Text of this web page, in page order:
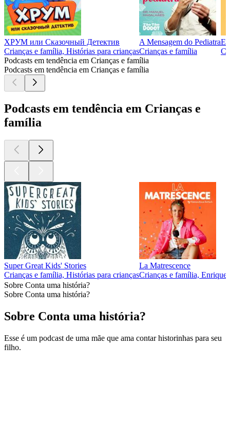
ХРУМ или Сказочный Детектив
Crianças e família, Histórias para crianças
A Mensagem do Pediatra
Crianças e família
Podcasts em tendência em Crianças e família
Podcasts em tendência em Crianças e família
Podcasts em tendência em Crianças e
família
Super Great Kids' Stories
Crianças e família, Histórias para crianças
La Matrescence
Crianças e família,
Sobre Conta uma história?
Sobre Conta uma história?
Sobre Conta uma história?
Esse é um podcast de uma mãe que ama contar historinhas para seu
filho.